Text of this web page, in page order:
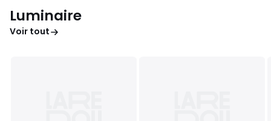
Luminaire
Voir tout